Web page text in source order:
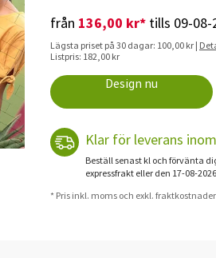
från 136,00 kr* tills 09-08-
Lägsta priset på 30 dagar: 100,00 kr |
Listpris: 182,00 kr
Design nu
Klar för leverans
Beställ senast kl och förvänta
expressfrakt eller den 17-08-
* Pris inkl. moms och exkl. fraktkostnader